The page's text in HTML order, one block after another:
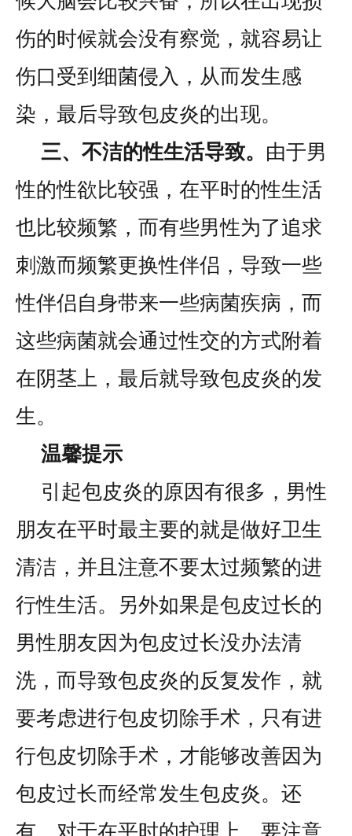
伤的时候就会没有察觉，就容易让
伤口受到细菌侵入，从而发生感
染，最后导致包皮炎的出现。
三、不洁的性生活导致。 由于男
性的性欲比较强，在平时的性生活
也比较频繁，而有些男性为了追求
刺激而频繁更换性伴侣，导致一些
性伴侣自身带来一些病菌疾病，而
这些病菌就会通过性交的方式附着
在阴茎上，最后就导致包皮炎的发
生。
温馨提示
引起包皮炎的原因有很多，男性
朋友在平时最主要的就是做好卫生
清洁，并且注意不要太过频繁的进
行性生活。另外如果是包皮过长的
男性朋友因为包皮过长没办法清
洗，而导致包皮炎的反复发作，就
要考虑进行包皮切除手术，只有进
行包皮切除手术，才能够改善因为
包皮过长而经常发生包皮炎。还